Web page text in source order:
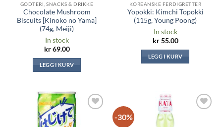
GODTERI, SNACKS & DRIKKE
Chocolate Mushroom
Biscuits [Kinoko no Yama]
(74g, Meiji)
In stock
kr69.00
LEGG I KURV
KOREANSKE FERDIGRETTER
Yopokki: Kimchi Topokki
(115g, Young Poong)
In stock
kr55.00
LEGG I KURV
ønskeliste
-30%